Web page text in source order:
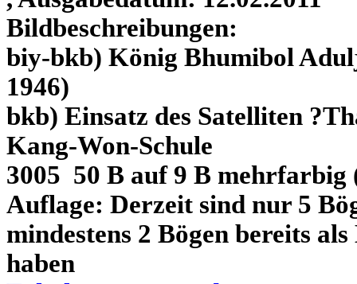
Bildbeschreibungen:
biy-bkb) König Bhumibol
1946)
bkb) Einsatz des Satelliten
Kang-Won-Schule
3005 50 B auf 9 B mehrfarbig
Auflage: Derzeit sind nur 5
mindestens 2 Bögen bereits
haben